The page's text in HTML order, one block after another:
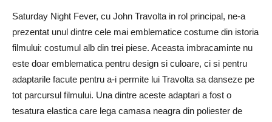
Saturday Night Fever, cu John Travolta in rol principal, ne-a
prezentat unul dintre cele mai emblematice costume din istoria
filmului: costumul alb din trei piese. Aceasta imbracaminte nu
este doar emblematica pentru design si culoare, ci si pentru
adaptarile facute pentru a-i permite lui Travolta sa danseze pe
tot parcursul filmului. Una dintre aceste adaptari a fost o
tesatura elastica care lega camasa neagra din poliester de